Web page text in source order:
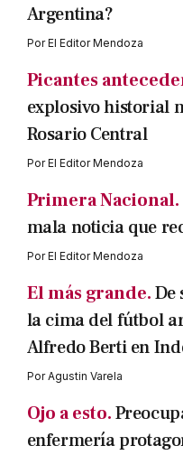
Argentina?
PorEl Editor Mendoza
Picantes
explosivo historial
Rosario Central
PorEl Editor Mendoza
Primera Nacional.
mala noticia que
PorEl Editor Mendoza
El más grande.De
la cima del fútbol
Alfredo Berti en
PorAgustin Varela
Ojo a esto.
enfermería